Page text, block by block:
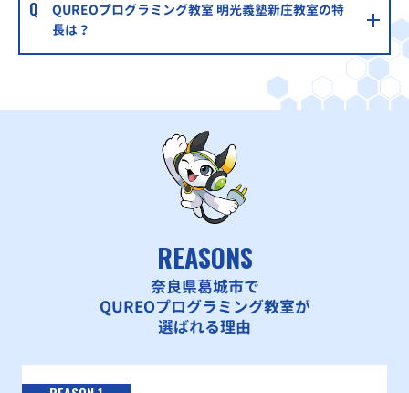
QUREOプログラミング教室 明光義塾新庄教室の特
長は？
REASONS
奈良県葛城市で
QUREOプログラミング教室が
選ばれる理由